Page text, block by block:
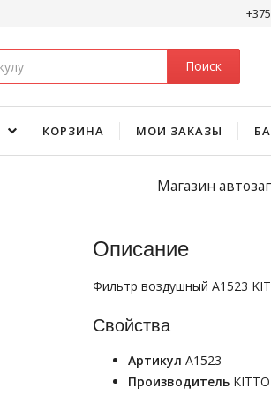
Поиск
КОРЗИНА МОИ ЗАКАЗЫ
Магазин
Описание
Фильтр воздушный A1523
Свойства
Артикул A1523
Производитель KITTO